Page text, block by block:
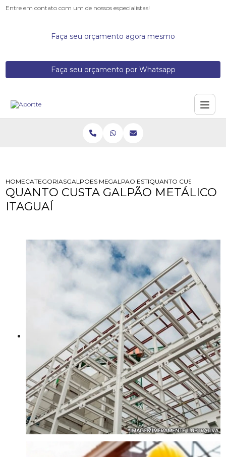
Entre em contato com um de nossos especialistas!
Faça seu orçamento agora mesmo
Faça seu orçamento por Whatsapp
HOMECATEGORIASGALPOES METALICOSGALPAO ESTRUTURA METALICA
QUANTO CUSTA
QUANTO CUSTA GALPÃO METÁLICO
ITAGUAÍ